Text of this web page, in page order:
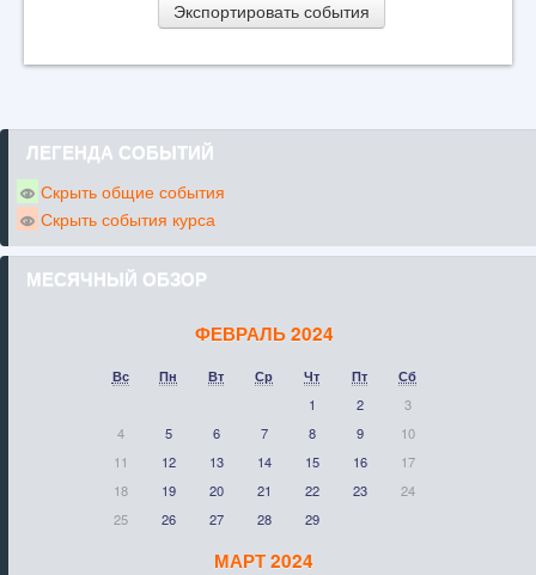
ЛЕГЕНДА СОБЫТИЙ
Скрыть общие события
Скрыть события курса
МЕСЯЧНЫЙ ОБЗОР
ФЕВРАЛЬ 2024
Вс Пн Вт Ср Чт Пт
Сб
1
2
3
4
5 6 7 8 9
10
11
12 13 14 15 16
17
18
19 20 21 22 23
24
25
26 27 28 29
МАРТ 2024